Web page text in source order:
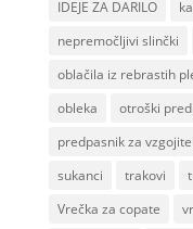
IDEJE ZA DARILO
nepremočljivi slinčki
oblačila iz rebrastih
obleka
otroški
predpasnik za
sukanci
trakovi
Vrečka za copate